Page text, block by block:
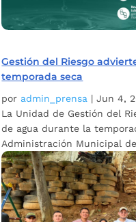
Gestión del Riesgo
temporada seca
por admin_prensa |Jun 4,
La Unidad de Gestión del
de agua durante la
Administración Municipal